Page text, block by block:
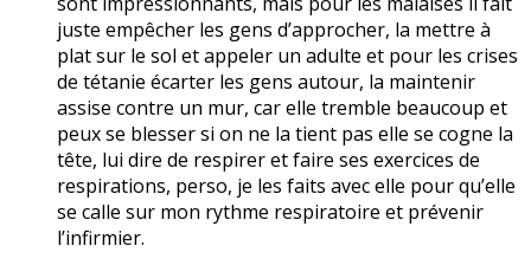
juste empêcher les gens d’approcher, la mettre à
plat sur le sol et appeler un adulte et pour les crises
de tétanie écarter les gens autour, la maintenir
assise contre un mur, car elle tremble beaucoup et
peux se blesser si on ne la tient pas elle se cogne la
tête, lui dire de respirer et faire ses exercices de
respirations, perso, je les faits avec elle pour qu’elle
se calle sur mon rythme respiratoire et prévenir
l’infirmier.